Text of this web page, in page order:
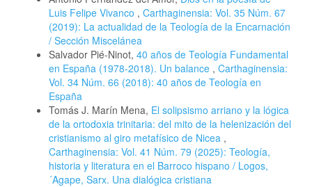
Luis Felipe Vivanco , Carthaginensia: Vol. 35 Núm. 67
(2019): La actualidad de la Teología de la Encarnación
/ Sección Miscelánea
Salvador Pié-Ninot, 40 años de Teología Fundamental
en España (1978-2018). Un balance , Carthaginensia:
Vol. 34 Núm. 66 (2018): 40 años de Teología en
España
Tomás J. Marín Mena, El solipsismo arriano y la lógica
de la ortodoxia trinitaria: del mito de la helenización del
cristianismo al giro metafísico de Nicea ,
Carthaginensia: Vol. 41 Núm. 79 (2025): Teología,
historia y literatura en el Barroco hispano / Logos,
´Agape, Sarx. Una dialógica cristiana